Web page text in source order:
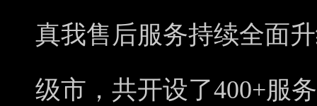
真我售后服务持续全面
级市，共开设了400+服